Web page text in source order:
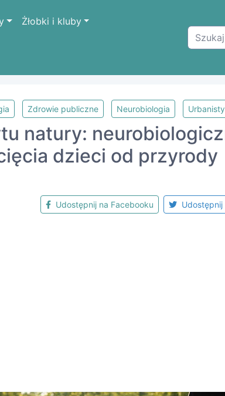
Żłobki i kluby
Zdrowie publiczne Neurobiologia
natury:
dzieci od przyrody
Udostępnij na Facebooku